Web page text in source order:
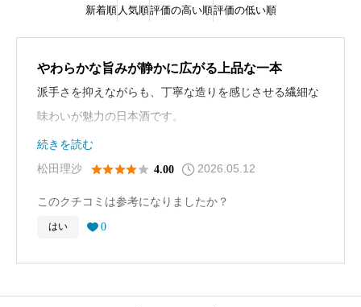
新着順 人気順評価の高い順評価の低い順
やわらかな旨みが静かに広がる上品な一本
派手さを抑えながらも、丁寧な造りを感じさせる繊細な
味わいが魅力の日本酒です。
口当たりはなめらかで、米のやさしい甘みと透明感のあ
る旨みがじんわり広がります。香りは穏やかで食事を邪
しさが際立ちます。
続きを読む
松田理沙  4.00 2026.05.12
このクチコミは参考になりましたか？
はい  0